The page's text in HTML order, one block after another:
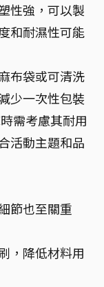
性強，可以製
和耐濕性可能
布袋或可清洗
少一次性包裝
需考慮其耐用
活動主題和品
節也至關重
，降低材料用